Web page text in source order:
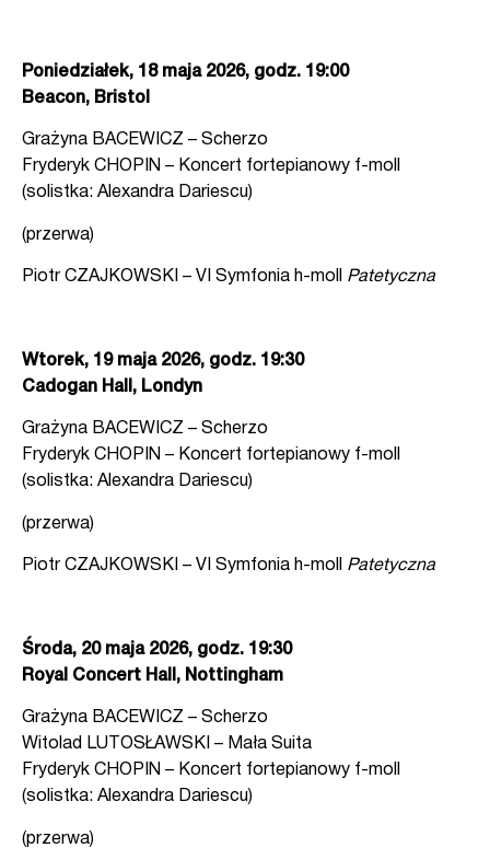
Poniedziałek, 18 maja 2026, godz. 19:00
Beacon, Bristol
Grażyna BACEWICZ – Scherzo
Fryderyk CHOPIN – Koncert fortepianowy f-moll
(solistka: Alexandra Dariescu)
(przerwa)
Piotr CZAJKOWSKI – VI Symfonia h-moll Patetyczna
Wtorek, 19 maja 2026, godz. 19:30
Cadogan Hall, Londyn
Grażyna BACEWICZ – Scherzo
Fryderyk CHOPIN – Koncert fortepianowy f-moll
(solistka: Alexandra Dariescu)
(przerwa)
Piotr CZAJKOWSKI – VI Symfonia h-moll Patetyczna
Środa, 20 maja 2026, godz. 19:30
Royal Concert Hall, Nottingham
Grażyna BACEWICZ – Scherzo
Witolad LUTOSŁAWSKI – Mała Suita
Fryderyk CHOPIN – Koncert fortepianowy f-moll
(solistka: Alexandra Dariescu)
(przerwa)